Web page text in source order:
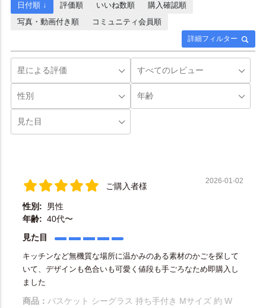
詳細フィルター
日付順 ↓ 評価順 いいね数順
購入確認順
写真・動画付き順
コミュニティ会員順
ご購入者様
2026-01-02
性別:
男性
年齢: 40代〜
見た目
キッチンなど無機質な場所に温かみのある素材のかごを探して
いて、デザインも色合いも可愛く値段も手ごろなため即購入し
ました
商品： バスケット シーグラス 持ち手付き Mサイズ 約 W